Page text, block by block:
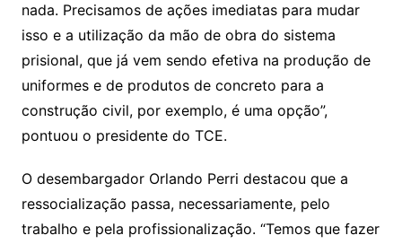
nada. Precisamos de ações imediatas para mudar
isso e a utilização da mão de obra do sistema
prisional, que já vem sendo efetiva na produção de
uniformes e de produtos de concreto para a
construção civil, por exemplo, é uma opção”,
pontuou o presidente do TCE.
O desembargador Orlando Perri destacou que a
ressocialização passa, necessariamente, pelo
trabalho e pela profissionalização. “Temos que fazer